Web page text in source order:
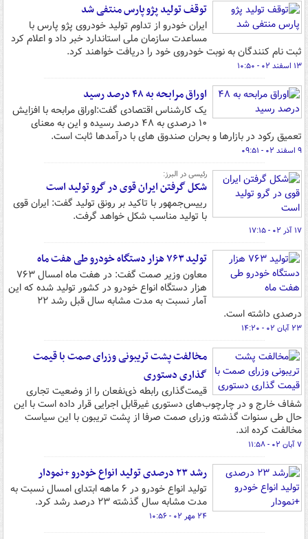
توقف تولید پژو پارس منتفی شد
ایران خودرو از تداوم تولید خودروی پژو پارس با
مساعدت سازمان ملی استاندارد خبر داد و اعلام کرد
ثبت نام کنندگان به نوبت خودروی خود را دریافت خواهند کرد.
۱۳ اسفند ۰۲ - ۱۰:۵۰
اوراق مرابحه به ۴۸ درصد رسید
یک کارشناس اقتصادی گفت:اوراق مرابحه با افزایش
۱۰ درصدی به ۴۸ درصد رسیده و این به معنای
تعمیق رکود در بازارها و بحران صندوق های با درآمدها ثابت است.
۹ اسفند ۰۲ - ۰۹:۵۱
رئیسی در البرز:
شکل گرفتن ایران قوی در گرو تولید است
رییس‌جمهور با تاکید بر رونق تولید گفت: ایران قوی
با تولید مناسب شکل خواهد گرفت.
۱۷ آذر ۰۲ - ۱۷:۱۵
تولید ۷۶۳ هزار دستگاه خودرو طی هفت ماه
معاون وزیر صمت گفت: در هفت ماه امسال ۷۶۳
هزار دستگاه انواع خودرو در کشور تولید شده که این
آمار نسبت به مدت مشابه سال قبل رشد ۲۲
درصدی داشته است.
۲۳ آبان ۰۲ - ۱۴:۲۰
مخالفت پشت تریبونی وزرای صمت با قیمت
گذاری دستوری
قیمت‌گذاری رابطه ذی‌نفعان را از وضعیت تجاری
شفاف خارج و در چارچوب‌های دستوری غیرقابل اجرایی قرار داده است با این
حال طی سنوات گذشته وزرای صمت صرفا از پشت تریبون با این سیاست
مخالفت کرده اند.
۷ آبان ۰۲ - ۱۱:۵۸
رشد ۲۳ درصدی تولید انواع خودرو +نمودار
تولید انواع خودرو در ۶ ماهه ابتدای امسال نسبت به
مدت مشابه سال گذشته ۲۳ درصد رشد کرد.
۲۴ مهر ۰۲ - ۱۰:۵۶